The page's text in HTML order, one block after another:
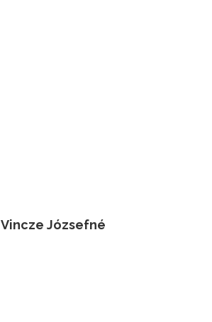
Vincze Józsefné